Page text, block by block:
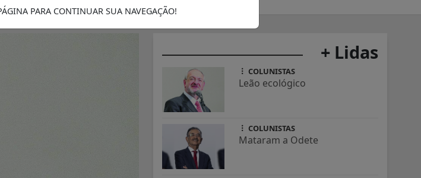
+ Lidas
COLUNISTAS
Leão ecológico
COLUNISTAS
Mataram a Odete
PARA CONTINUAR SUA NAVEGAÇÃO!